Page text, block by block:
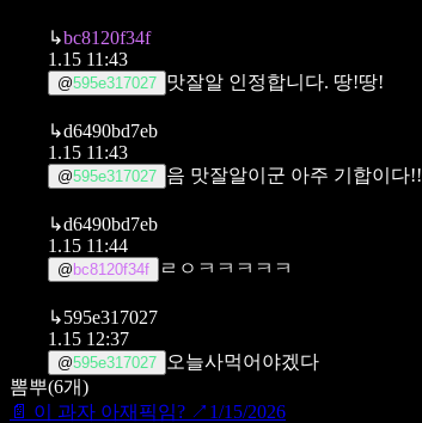
↳bc8120f34f
1.15 11:43
@595e317027 맛잘알 인정합니다. 땅!땅!
↳d6490bd7eb
1.15 11:43
@595e317027 음 맛잘알이군 아주 기합이다!!
↳d6490bd7eb
1.15 11:44
@ bc8120f34f ㄹㅇㅋㅋㅋㅋㅋ
↳595e317027
1.15 12:37
@595e317027
오늘사먹어야겠다
뽐뿌(6개)
📄 이 과자 아재픽임? ↗ 1/15/2026